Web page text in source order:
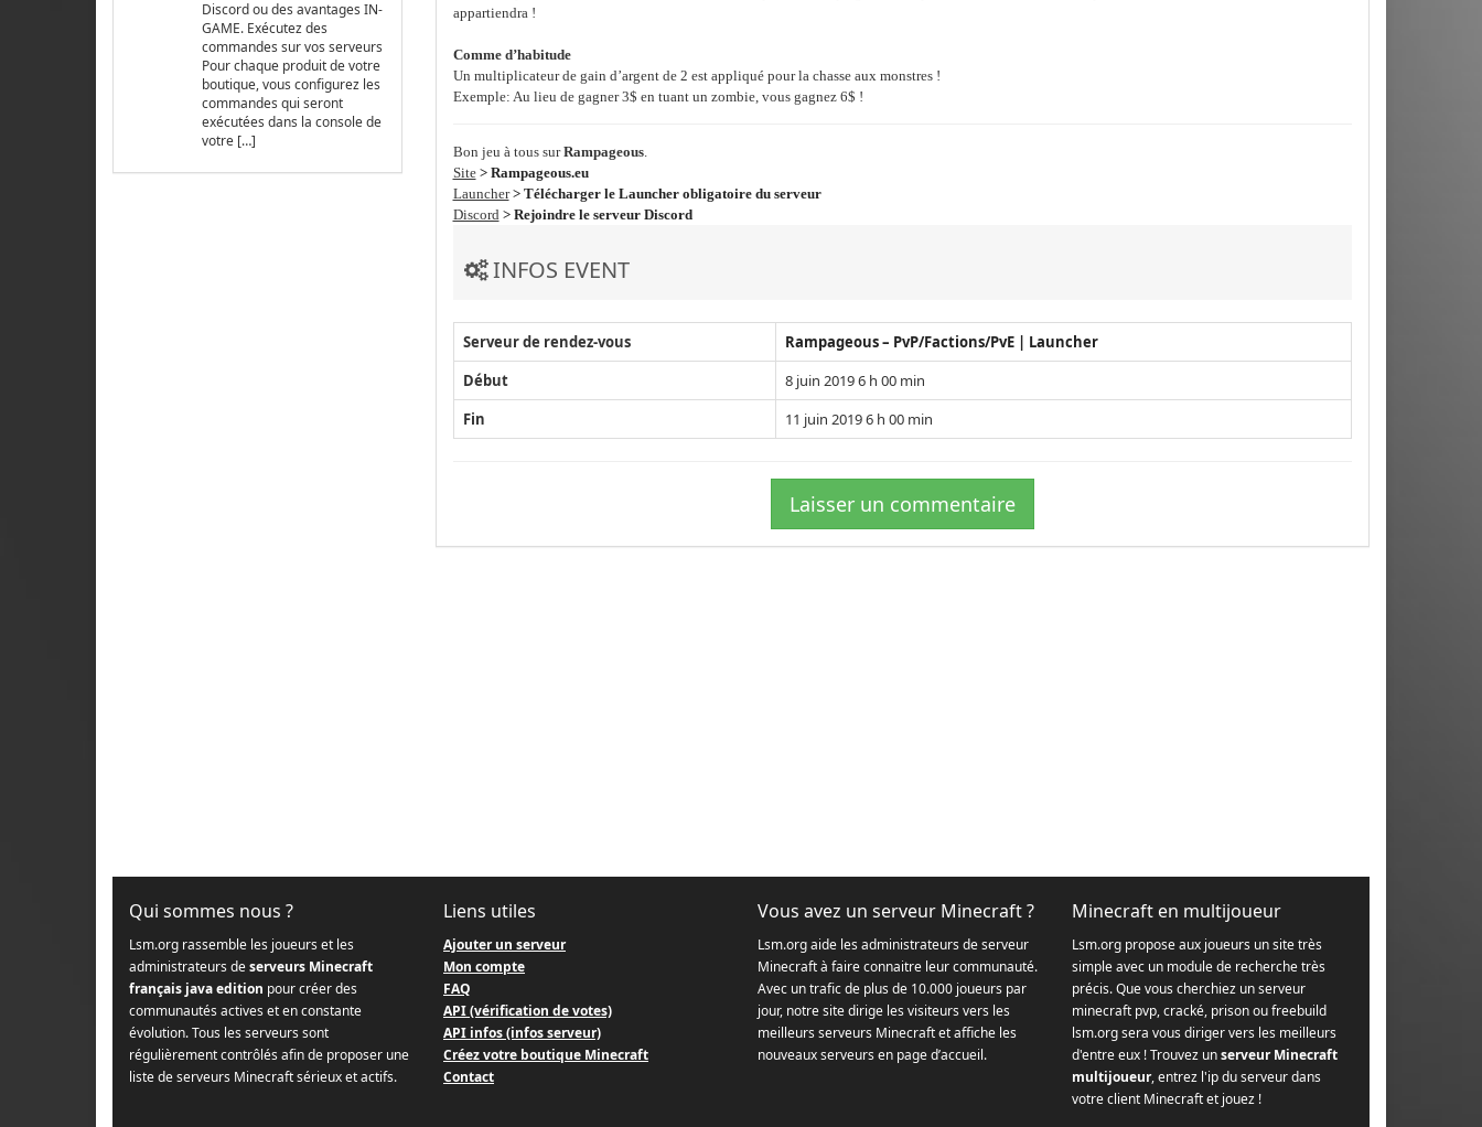
Discord ou des avantages IN-
GAME. Exécutez des
commandes sur vos serveurs
Pour chaque produit de votre
boutique, vous configurez les
commandes qui seront
exécutées dans la console de
votre […]
appartiendra !
Comme d’habitude
Un multiplicateur de gain d’argent de 2 est appliqué pour la chasse aux monstres !
Exemple: Au lieu de gagner 3$ en tuant un zombie, vous gagnez 6$ !
Bon jeu à tous surRampageous.
Site > Rampageous.eu
Launcher > Télécharger le Launcher obligatoire du serveur
Discord > Rejoindre le serveur Discord
INFOS EVENT
Serveur de rendez-vous
Rampageous – PvP/Factions/PvE | Launcher
Début
8 juin 2019 6 h 00 min
Fin
11 juin 2019 6 h 00 min
Laisser un commentaire
Qui sommes nous ?
Lsm.org rassemble les joueurs et les
administrateurs deserveurs Minecraft
français java edition pour créer des
communautés actives et en constante
évolution. Tous les serveurs sont
régulièrement contrôlés afin de proposer une
liste de serveurs Minecraft sérieux et actifs.
Liens utiles
Ajouter un serveur
Mon compte
FAQ
API (vérification de votes)
API infos (infos serveur)
Créez votre boutique Minecraft
Contact
Vous avez un serveur Minecraft ?
Lsm.org aide les administrateurs de serveur
Minecraft à faire connaitre leur communauté.
Avec un trafic de plus de 10.000 joueurs par
jour, notre site dirige les visiteurs vers les
meilleurs serveurs Minecraft et affiche les
nouveaux serveurs en page d’accueil.
Minecraft en multijoueur
Lsm.org propose aux joueurs un site très
simple avec un module de recherche très
précis. Que vous cherchiez un serveur
minecraft pvp, cracké, prison ou freebuild
lsm.org sera vous diriger vers les meilleurs
d'entre eux ! Trouvez unserveur Minecraft
multijoueur, entrez l'ip du serveur dans
votre client Minecraft et jouez !